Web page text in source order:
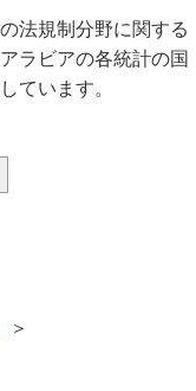
法規制分野に関する
ラビアの各統計の国
ています。
＞